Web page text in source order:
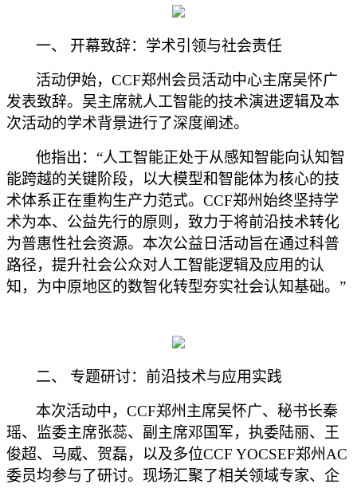
一、 开幕致辞：学术引领与社会责任
活动伊始， CCF郑州会员活动中心主席吴怀广
发表致辞。吴主席就人工智能的技术演进逻辑及本
次活动的学术背景进行了深度阐述。
他指出： “人工智能正处于从感知智能向认知智
能跨越的关键阶段，以大模型和智能体为核心的技
术体系正在重构生产力范式。CCF郑州始终坚持学
术为本、公益先行的原则，致力于将前沿技术转化
为普惠性社会资源。本次公益日活动旨在通过科普
路径，提升社会公众对人工智能逻辑及应用的认
知，为中原地区的数智化转型夯实社会认知基础。”
二、 专题研讨：前沿技术与应用实践
本次活动中， CCF郑州主席吴怀广、秘书长秦
瑶、监委主席张蕊、副主席邓国军，执委陆丽、王
俊超、马威、贺磊，以及多位CCF YOCSEF郑州AC
委员均参与了研讨。现场汇聚了相关领域专家、企